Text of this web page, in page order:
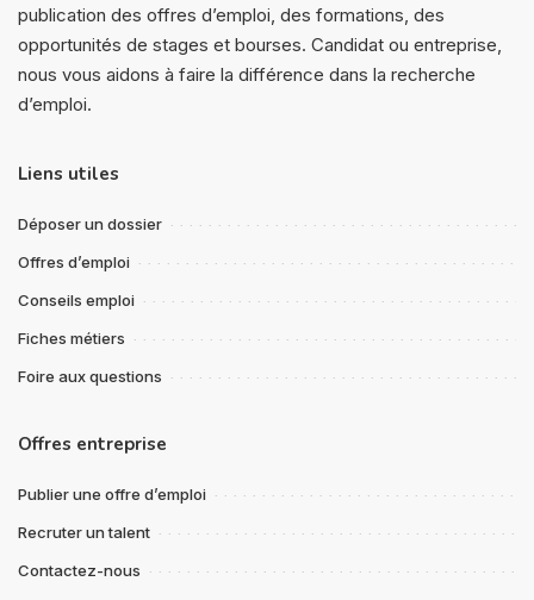
publication des offres d’emploi, des formations, des
opportunités de stages et bourses. Candidat ou entreprise,
nous vous aidons à faire la différence dans la recherche
d’emploi.
Liens utiles
Déposer un dossier
Offres d’emploi
Conseils emploi
Fiches métiers
Foire aux questions
Offres entreprise
Publier une offre d’emploi
Recruter un talent
Contactez-nous